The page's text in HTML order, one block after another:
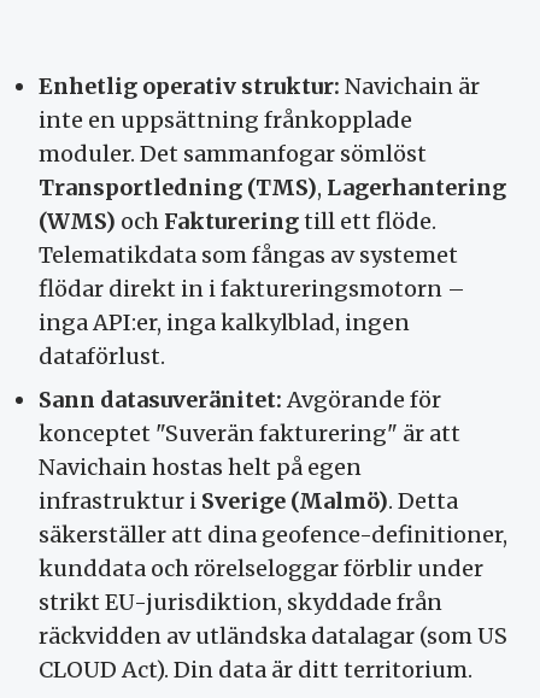
Enhetlig operativ struktur: Navichain är
inte en uppsättning frånkopplade
moduler. Det sammanfogar sömlöst
Transportledning (TMS), Lagerhantering
(WMS) och Faktureringtill ett flöde.
Telematikdata som fångas av systemet
flödar direkt in i faktureringsmotorn –
inga API:er, inga kalkylblad, ingen
dataförlust.
Sann datasuveränitet:Avgörande för
konceptet "Suverän fakturering" är att
Navichain hostas helt på egen
infrastruktur i Sverige (Malmö). Detta
säkerställer att dina geofence-definitioner,
kunddata och rörelseloggar förblir under
strikt EU-jurisdiktion, skyddade från
räckvidden av utländska datalagar (som US
CLOUD Act). Din data är ditt territorium.